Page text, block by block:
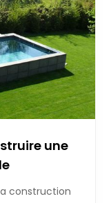
une
construction